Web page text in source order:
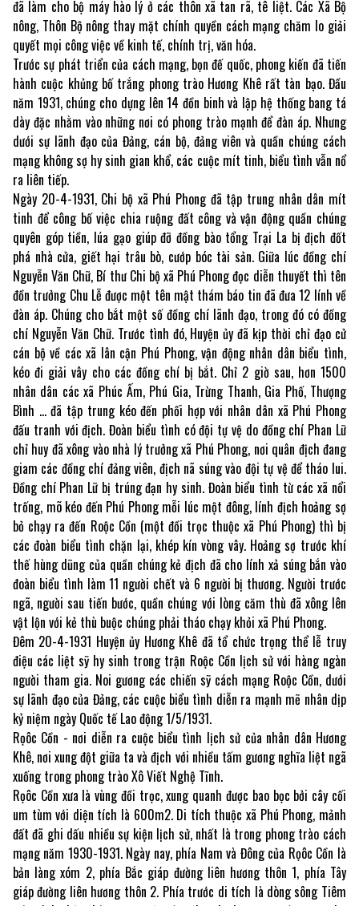
đã làm cho bộ máy hào lý ở các thôn xã tan rã, tê liệt. Các Xã Bộ
nông, Thôn Bộ nông thay mặt chính quyền cách mạng chăm lo giải
quyết mọi công việc về kinh tế, chính trị, văn hóa.
Trước sự phát triển của cách mạng, bọn đế quốc, phong kiến đã tiến
hành cuộc khủng bố trắng phong trào Hương Khê rất tàn bạo. Đầu
năm 1931, chúng cho dựng lên 14 đồn binh và lập hệ thống bang tá
dày đặc nhằm vào những nơi có phong trào mạnh để đàn áp. Nhưng
dưới sự lãnh đạo của Đảng, cán bộ, đảng viên và quần chúng cách
mạng không sợ hy sinh gian khổ, các cuộc mít tinh, biểu tình vẫn nổ
ra liên tiếp.
Ngày 20-4-1931, Chi bộ xã Phú Phong đã tập trung nhân dân mít
tinh để công bố việc chia ruộng đất công và vận động quần chúng
quyên góp tiền, lúa gạo giúp đỡ đồng bào tổng Trại La bị địch đốt
phá nhà cửa, giết hại trâu bò, cướp bóc tài sản. Giữa lúc đồng chí
Nguyễn Văn Chữ, Bí thư Chi bộ xã Phú Phong đọc diễn thuyết thì tên
đồn trưởng Chu Lễ được một tên mật thám báo tin đã đưa 12 lính về
đàn áp. Chúng cho bắt một số đồng chí lãnh đạo, trong đó có đồng
chí Nguyễn Văn Chữ. Trước tình đó, Huyện ủy đã kịp thời chỉ đạo cử
cán bộ về các xã lân cận Phú Phong, vận động nhân dân biểu tình,
kéo đi giải vây cho các đồng chí bị bắt. Chỉ 2 giờ sau, hơn 1500
nhân dân các xã Phúc Ấm, Phú Gia, Trừng Thanh, Gia Phố, Thượng
Bình … đã tập trung kéo đến phối hợp với nhân dân xã Phú Phong
đấu tranh với địch. Đoàn biểu tình có đội tự vệ do đồng chí Phan Lữ
chỉ huy đã xông vào nhà lý trưởng xã Phú Phong, nơi quân địch đang
giam các đồng chí đảng viên, địch nã súng vào đội tự vệ để tháo lui.
Đồng chí Phan Lữ bị trúng đạn hy sinh. Đoàn biểu tình từ các xã nổi
trống, mõ kéo đến Phú Phong mỗi lúc một đông, lính địch hoảng sợ
bỏ chạy ra đến Roộc Cồn (một đồi trọc thuộc xã Phú Phong) thì bị
các đoàn biểu tình chặn lại, khép kín vòng vây. Hoảng sợ trước khí
thế hùng dũng của quần chúng kẻ địch đã cho lính xả súng bắn vào
đoàn biểu tình làm 11 người chết và 6 người bị thương. Người trước
ngã, người sau tiến bước, quần chúng với lòng căm thù đã xông lên
vật lộn với kẻ thù buộc chúng phải tháo chạy khỏi xã Phú Phong.
Đêm 20-4-1931 Huyện ủy Hương Khê đã tổ chức trọng thể lễ truy
điệu các liệt sỹ hy sinh trong trận Roộc Cồn lịch sử với hàng ngàn
người tham gia. Noi gương các chiến sỹ cách mạng Roộc Cồn, dưới
sự lãnh đạo của Đảng, các cuộc biểu tình diễn ra mạnh mẽ nhân dịp
kỷ niệm ngày Quốc tế Lao động 1/5/1931.
Rọôc Cồn - nơi diễn ra cuộc biểu tình lịch sử của nhân dân Hương
Khê, nơi xung đột giữa ta và địch với nhiều tấm gương nghĩa liệt ngã
xuống trong phong trào Xô Viết Nghệ Tĩnh.
Rọôc Cồn xưa là vùng đồi trọc, xung quanh được bao bọc bởi cây cối
um tùm với diện tích là 600m2. Di tích thuộc xã Phú Phong, mảnh
đất đã ghi dấu nhiều sự kiện lịch sử, nhất là trong phong trào cách
mạng năm 1930-1931. Ngày nay, phía Nam và Đông của Rọôc Cồn là
bản làng xóm 2, phía Bắc giáp đường liên hương thôn 1, phía Tây
giáp đường liên hương thôn 2. Phía trước di tích là dòng sông Tiêm